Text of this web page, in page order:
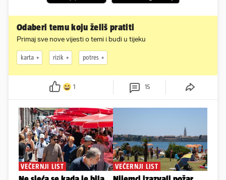
Odaberi temu koju želiš pratiti
Primaj sve nove vijesti o temi i budi u tijeku
karta rizik potres
1 15